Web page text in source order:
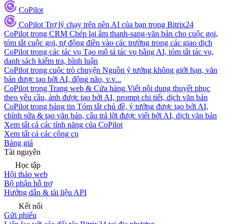
CoPilot
CoPilot Trợ lý chạy trên nền AI của bạn trong Bitrix24
CoPilot trong CRM Chép lại âm thanh-sang-văn bản cho cuộc gọi,
tóm tắt cuộc gọi, tự động điền vào các trường trong các giao dịch
CoPilot trong các tác vụ Tạo mô tả tác vụ bằng AI, tóm tắt tác vụ,
danh sách kiểm tra, bình luận
CoPilot trong cuộc trò chuyện Nguồn ý tưởng không giới hạn, văn
bản được tạo bởi AI, động não, v.v...
CoPilot trong Trang web & Cửa hàng Viết nội dung thuyết phục
theo yêu cầu, ảnh được tạo bởi AI, prompt chi tiết, dịch văn bản
CoPilot trong bảng tin Tóm tắt chủ đề, ý tưởng được tạo bởi AI,
chỉnh sửa & tạo văn bản, câu trả lời được viết bởi AI, dịch văn bản
Xem tất cả các tính năng của CoPilot
Xem tất cả các công cụ
Bảng giá
Tài nguyên
Học tập
Hội thảo web
Bộ phận hỗ trợ
Hướng dẫn & tài liệu API
Kết nối
Gửi phiếu